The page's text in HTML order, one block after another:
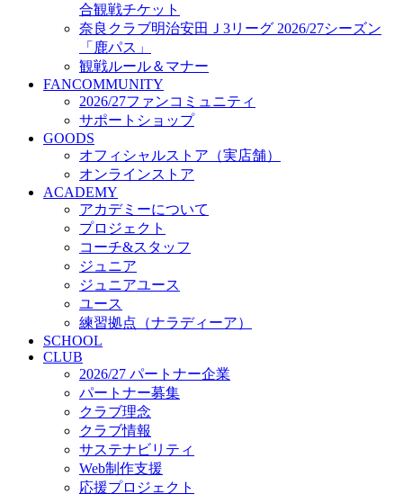
練習拠点（ナラディーア）
SCHOOL
2026/27 パートナー企業
パートナー募集
クラブ理念
クラブ情報
サステナビリティ
Web制作支援
応援プロジェクト
合観戦チケット
奈良クラブ明治安田Ｊ3リーグ 2026/27シーズン
「鹿パス」
観戦ルール＆マナー
FANCOMMUNITY
2026/27ファンコミュニティ
サポートショップ
GOODS
オフィシャルストア（実店舗）
オンラインストア
ACADEMY
アカデミーについて
プロジェクト
コーチ&スタッフ
ジュニア
ジュニアユース
ユース
練習拠点（ナラディーア）
SCHOOL
CLUB
2026/27 パートナー企業
パートナー募集
クラブ理念
クラブ情報
サステナビリティ
Web制作支援
応援プロジェクト